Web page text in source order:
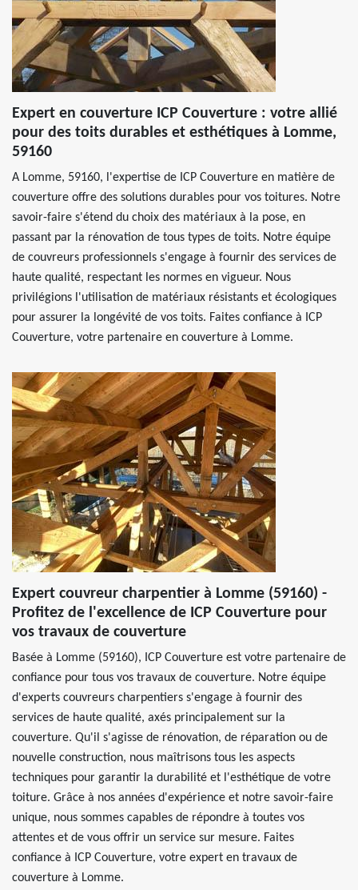
Expert en couverture ICP Couverture : votre allié
pour des toits durables et esthétiques à Lomme,
59160
A Lomme, 59160, l'expertise de ICP Couverture en matière de
couverture offre des solutions durables pour vos toitures. Notre
savoir-faire s'étend du choix des matériaux à la pose, en
passant par la rénovation de tous types de toits. Notre équipe
de couvreurs professionnels s'engage à fournir des services de
haute qualité, respectant les normes en vigueur. Nous
privilégions l'utilisation de matériaux résistants et écologiques
pour assurer la longévité de vos toits. Faites confiance à ICP
Couverture, votre partenaire en couverture à Lomme.
Expert couvreur charpentier à Lomme (59160) -
Profitez de l'excellence de ICP Couverture pour
vos travaux de couverture
Basée à Lomme (59160), ICP Couverture est votre partenaire de
confiance pour tous vos travaux de couverture. Notre équipe
d'experts couvreurs charpentiers s'engage à fournir des
services de haute qualité, axés principalement sur la
couverture. Qu'il s'agisse de rénovation, de réparation ou de
nouvelle construction, nous maîtrisons tous les aspects
techniques pour garantir la durabilité et l'esthétique de votre
toiture. Grâce à nos années d'expérience et notre savoir-faire
unique, nous sommes capables de répondre à toutes vos
attentes et de vous offrir un service sur mesure. Faites
confiance à ICP Couverture, votre expert en travaux de
couverture à Lomme.